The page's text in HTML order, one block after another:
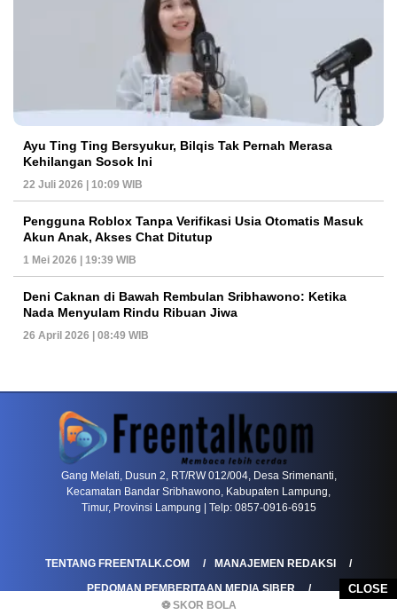
CLOSE
⚽ SKOR BOLA
Ayu Ting Ting Bersyukur, Bilqis Tak Pernah Merasa
Kehilangan Sosok Ini
22 Juli 2026 | 10:09 WIB
Pengguna Roblox Tanpa Verifikasi Usia Otomatis Masuk
Akun Anak, Akses Chat Ditutup
1 Mei 2026 | 19:39 WIB
Deni Caknan di Bawah Rembulan Sribhawono: Ketika
Nada Menyulam Rindu Ribuan Jiwa
26 April 2026 | 08:49 WIB
PETIR800 LOGIN PETIR800 Bagaimana Kasino Online Menjadi Bagian
Gang Melati, Dusun 2, RT/RW 012/004, Desa Srimenanti,
Kecamatan Bandar Sribhawono, Kabupaten Lampung,
Timur, Provinsi Lampung | Telp: 0857-0916-6915
TENTANG FREENTALK.COM
MANAJEMEN REDAKSI
PEDOMAN PEMBERITAAN MEDIA SIBER